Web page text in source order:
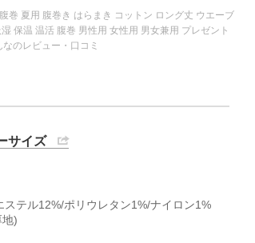
巻 夏用 腹巻き はらまき コットン ロング丈 ウエーブ
保温 温活 腹巻 男性用 女性用 男女兼用 プレゼント
のレビュー・口コミ
サイズ
テル12%/ポリウレタン1%/ナイロン1%
)